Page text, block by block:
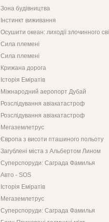
Зона будівництва
Інстинкт виживання
Осушити океан: лиходії злочинного
Сила племені
Сила племені
Крижана дорога
Історія Еміратів
Міжнародний аеропорт Дубай
Розслідування авіакатастроф
Розслідування авіакатастроф
Мегаземлетрус
Європа з висоти пташиного польоту
Загублені міста з Альбертом Лином
Суперспоруди: Саграда Фамилья
Авто - SOS
Історія Еміратів
Мегаземлетрус
Суперспоруди: Саграда Фамилья